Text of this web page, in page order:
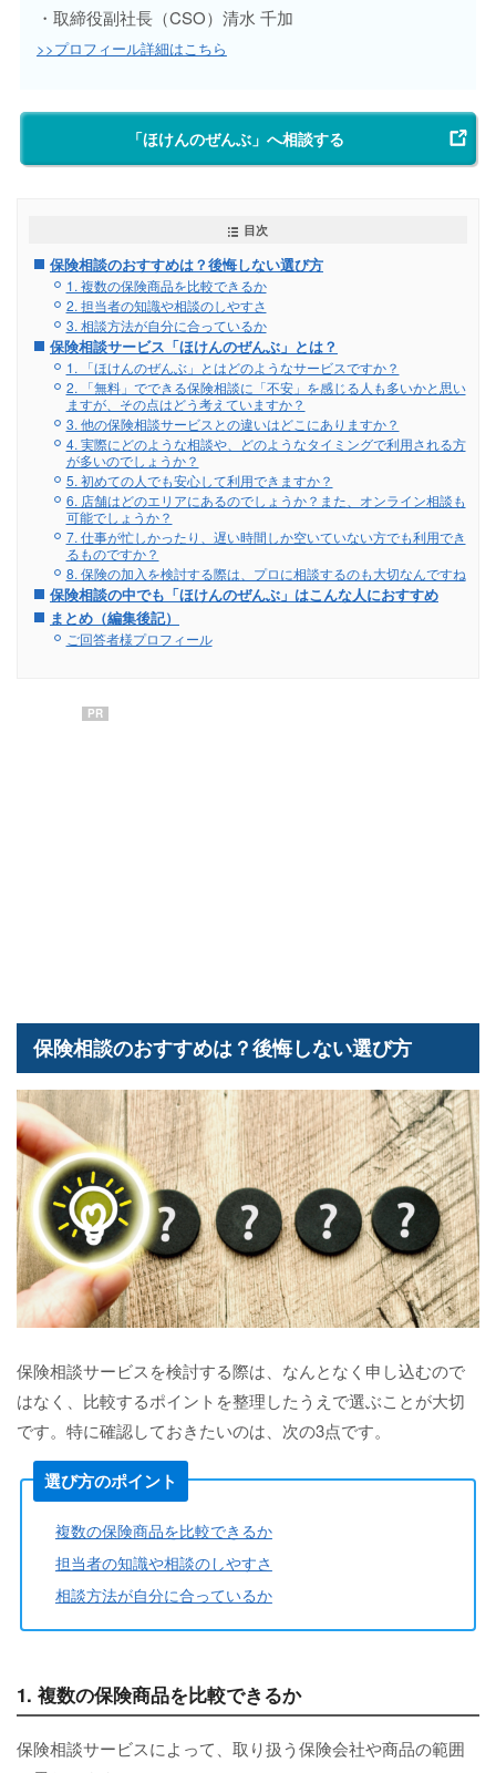
・取締役副社長（CSO）清水 千加
>>プロフィール詳細はこちら
「ほけんのぜんぶ」へ相談する
目次
保険相談のおすすめは？後悔しない選び方
1. 複数の保険商品を比較できるか
2. 担当者の知識や相談のしやすさ
3. 相談方法が自分に合っているか
保険相談サービス「ほけんのぜんぶ」とは？
1. 「ほけんのぜんぶ」とはどのようなサービスですか？
2. 「無料」でできる保険相談に「不安」を感じる人も多いかと思い
ますが、その点はどう考えていますか？
3. 他の保険相談サービスとの違いはどこにありますか？
4. 実際にどのような相談や、どのようなタイミングで利用される方
が多いのでしょうか？
5. 初めての人でも安心して利用できますか？
6. 店舗はどのエリアにあるのでしょうか？また、オンライン相談も
可能でしょうか？
7. 仕事が忙しかったり、遅い時間しか空いていない方でも利用でき
るものですか？
8. 保険の加入を検討する際は、プロに相談するのも大切なんですね
保険相談の中でも「ほけんのぜんぶ」はこんな人におすすめ
まとめ（編集後記）
ご回答者様プロフィール
PR
保険相談のおすすめは？後悔しない選び方
保険相談サービスを検討する際は、なんとなく申し込むので
はなく、比較するポイントを整理したうえで選ぶことが大切
です。特に確認しておきたいのは、次の3点です。
選び方のポイント
複数の保険商品を比較できるか
担当者の知識や相談のしやすさ
相談方法が自分に合っているか
1. 複数の保険商品を比較できるか
保険相談サービスによって、取り扱う保険会社や商品の範囲